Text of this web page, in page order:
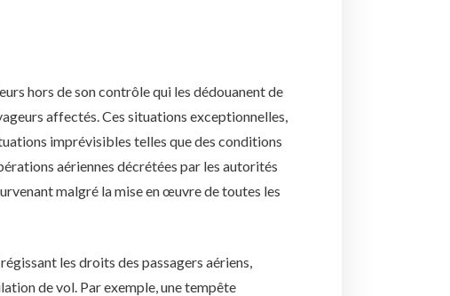
hors de son contrôle qui les dédouanent de
affectés. Ces situations exceptionnelles,
imprévisibles telles que des conditions
aériennes décrétées par les autorités
malgré la mise en œuvre de toutes les
les droits des passagers aériens,
de vol. Par exemple, une tempête